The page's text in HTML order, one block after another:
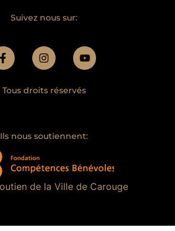
Suivez nous sur:
Tous droits réservés
Ils nous soutiennent: